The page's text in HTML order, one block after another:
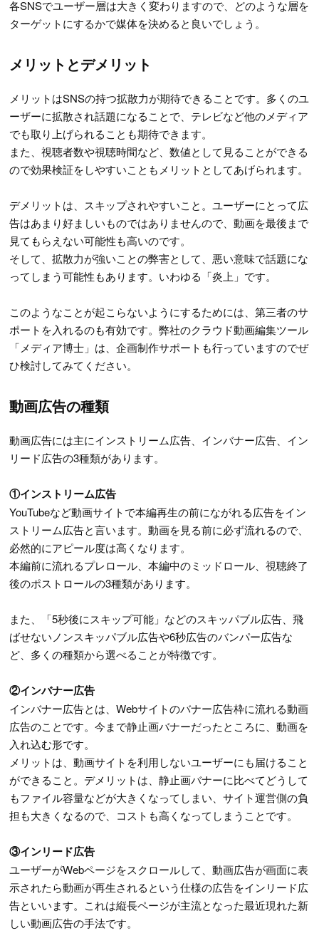
各SNSでユーザー層は大きく変わりますので、どのような層を
ターゲットにするかで媒体を決めると良いでしょう。
メリットとデメリット
メリットはSNSの持つ拡散力が期待できることです。多くのユ
ーザーに拡散され話題になることで、テレビなど他のメディア
でも取り上げられることも期待できます。
また、視聴者数や視聴時間など、数値として見ることができる
ので効果検証をしやすいこともメリットとしてあげられます。
デメリットは、スキップされやすいこと。ユーザーにとって広
告はあまり好ましいものではありませんので、動画を最後まで
見てもらえない可能性も高いのです。
そして、拡散力が強いことの弊害として、悪い意味で話題にな
ってしまう可能性もあります。いわゆる「炎上」です。
このようなことが起こらないようにするためには、第三者のサ
ポートを入れるのも有効です。弊社のクラウド動画編集ツール
「メディア博士」は、企画制作サポートも行っていますのでぜ
ひ検討してみてください。
動画広告の種類
動画広告には主にインストリーム広告、インバナー広告、イン
リード広告の3種類があります。
①インストリーム広告
YouTubeなど動画サイトで本編再生の前にながれる広告をイン
ストリーム広告と言います。動画を見る前に必ず流れるので、
必然的にアピール度は高くなります。
本編前に流れるプレロール、本編中のミッドロール、視聴終了
後のポストロールの3種類があります。
また、「5秒後にスキップ可能」などのスキッパブル広告、飛
ばせないノンスキッパブル広告や6秒広告のバンパー広告な
ど、多くの種類から選べることが特徴です。
②インバナー広告
インバナー広告とは、Webサイトのバナー広告枠に流れる動画
広告のことです。今まで静止画バナーだったところに、動画を
入れ込む形です。
メリットは、動画サイトを利用しないユーザーにも届けること
ができること。デメリットは、静止画バナーに比べてどうして
もファイル容量などが大きくなってしまい、サイト運営側の負
担も大きくなるので、コストも高くなってしまうことです。
③インリード広告
ユーザーがWebページをスクロールして、動画広告が画面に表
示されたら動画が再生されるという仕様の広告をインリード広
告といいます。これは縦長ページが主流となった最近現れた新
しい動画広告の手法です。